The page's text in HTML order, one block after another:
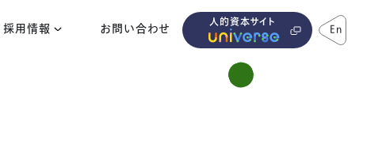
採用情報 お問い合わせ 人的資本サイト En